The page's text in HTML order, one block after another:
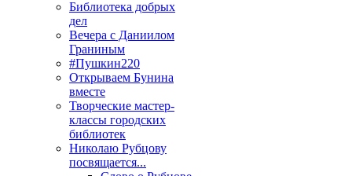
Библиотека добрых
дел
Вечера с Даниилом
Граниным
#Пушкин220
Открываем Бунина
вместе
Творческие мастер-
классы городских
библиотек
Николаю Рубцову
посвящается...